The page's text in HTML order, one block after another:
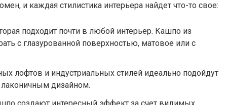
и каждая стилистика интерьера найдет что-то свое:
подходит почти в любой интерьер. Кашпо из
с глазурованной поверхностью, матовое или с
лофтов и индустриальных стилей идеально подойдут
дизайном.
создают интересный эффект за счет видимых